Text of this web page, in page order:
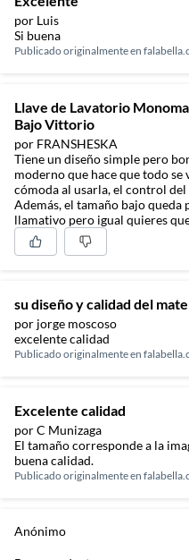
por Luis
Si buena
Publicado originalmente en
Llave de Lavatorio
Bajo Vittorio
por FRANSHESKA
Tiene un diseño simple pero
moderno que hace que todo se
cómoda al usarla, el control del
Además, el tamaño bajo
llamativo pero igual quieres
su diseño y calidad del
por jorge moscoso
excelente calidad
Publicado originalmente en
Excelente calidad
por C Munizaga
El tamaño corresponde a la
buena calidad.
Publicado originalmente en
Anónimo